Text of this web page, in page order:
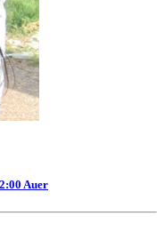
Auer